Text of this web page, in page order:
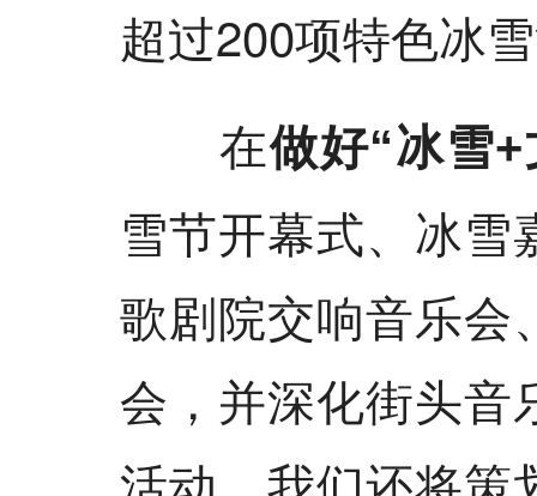
超过200项特色冰
在做好“冰雪
雪节开幕式、冰
歌剧院交响音乐会
会，并深化街头音
活动，我们还将策